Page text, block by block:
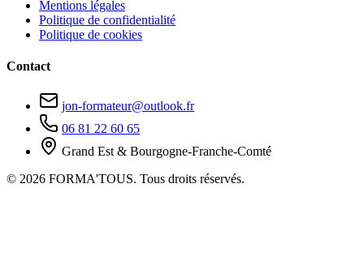
Mentions légales
Politique de confidentialité
Politique de cookies
Contact
jon-formateur@outlook.fr
06 81 22 60 65
Grand Est & Bourgogne-Franche-Comté
© 2026 FORMA'TOUS. Tous droits réservés.